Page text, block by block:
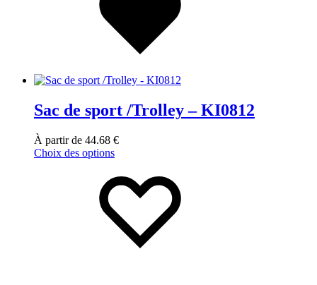
Sac de sport /Trolley – KI0812
À partir de 44.68 €
Choix des options